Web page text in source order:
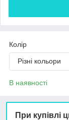
Колір
Різні кольори
В наявності
При купівлі